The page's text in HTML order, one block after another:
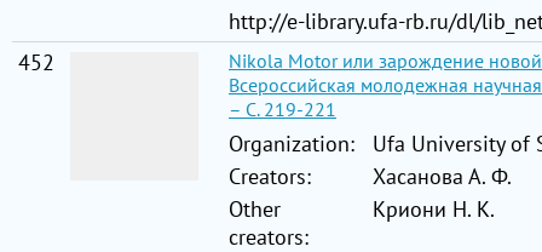
http://e-library.ufa-rb.ru/dl/
452
Nikola Motor или зарождение
Всероссийская молодежная
– С. 219-221
Organization:
Ufa University of
Creators:
Хасанова А. Ф.
Other
creators:
Криони Н. К.